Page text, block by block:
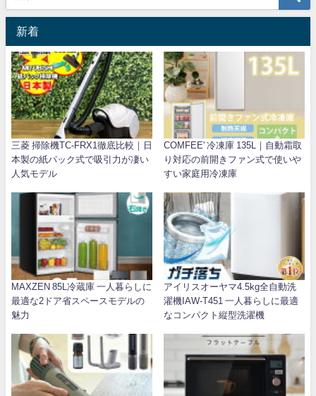
新着
三菱 掃除機TC-FRX1徹底比較｜日
本製の紙パック式で吸引力が凄い
人気モデル
COMFEE' 冷凍庫 135L｜自動霜取
り対応の前開きファン式で使いや
すい家庭用冷凍庫
MAXZEN 85L冷蔵庫 一人暮らしに
最適な2ドア省スペースモデルの
魅力
アイリスオーヤマ4.5kg全自動洗
濯機IAW-T451 一人暮らしに最適
なコンパクト縦型洗濯機